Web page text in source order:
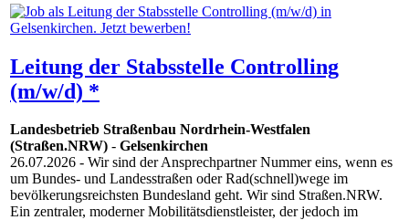
Leitung der Stabsstelle Controlling
(m/w/d) *
Landesbetrieb Straßenbau Nordrhein-Westfalen
(Straßen.NRW) - Gelsenkirchen
26.07.2026 - Wir sind der Ansprechpartner Nummer eins, wenn es
um Bundes- und Landesstraßen oder Rad(schnell)wege im
bevölkerungsreichsten Bundesland geht. Wir sind Straßen.NRW.
Ein zentraler, moderner Mobilitätsdienstleister, der jedoch im